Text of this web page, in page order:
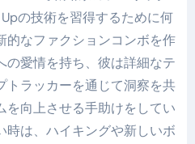
の技術を習得するために何
的なファクションコンボを作
の愛情を持ち、彼は詳細なテ
トラッカーを通じて洞察を共
を向上させる手助けをしてい
時は、ハイキングや新しいボ